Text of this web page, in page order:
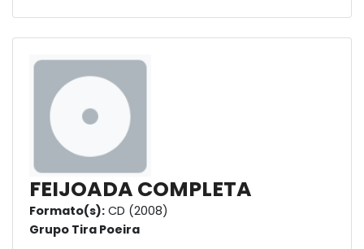
FEIJOADA COMPLETA
Formato(s): CD (2008)
Grupo Tira Poeira